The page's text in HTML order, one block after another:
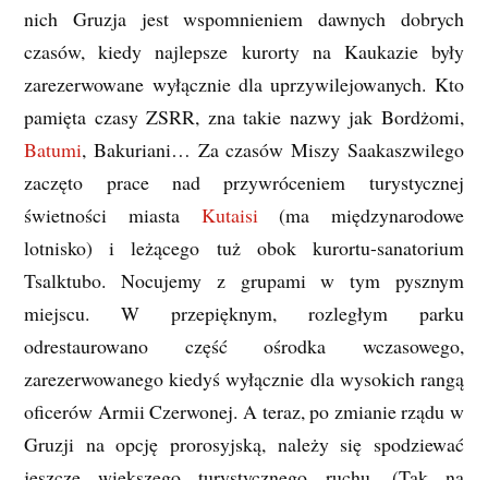
nich Gruzja jest wspomnieniem dawnych dobrych
czasów, kiedy najlepsze kurorty na Kaukazie były
zarezerwowane wyłącznie dla uprzywilejowanych. Kto
pamięta czasy ZSRR, zna takie nazwy jak Bordżomi,
Batumi, Bakuriani… Za czasów Miszy Saakaszwilego
zaczęto prace nad przywróceniem turystycznej
świetności miasta Kutaisi(ma międzynarodowe
lotnisko) i leżącego tuż obok kurortu-sanatorium
Tsalktubo. Nocujemy z grupami w tym pysznym
miejscu. W przepięknym, rozległym parku
odrestaurowano część ośrodka wczasowego,
zarezerwowanego kiedyś wyłącznie dla wysokich rangą
oficerów Armii Czerwonej. A teraz, po zmianie rządu w
Gruzji na opcję prorosyjską, należy się spodziewać